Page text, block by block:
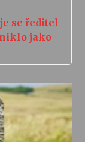
se ředitel
jako